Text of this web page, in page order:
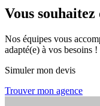
Vous
Nos équipes vous
adapté(e) à vos besoins
Simuler mon devis
Trouver mon agence